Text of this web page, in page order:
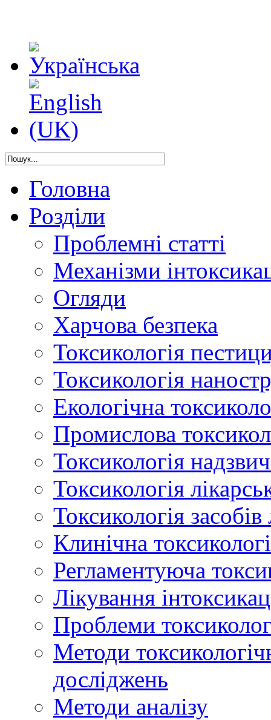
Головна
Розділи
Проблемні статті
Механізми
Огляди
Харчова безпека
Токсикологія
Токсикологія
Екологічна
Промислова
Токсикологія
Токсикологія
Токсикологія
Клинічна
Регламентуюча
Лікування
Проблеми
Методи
досліджень
Методи аналізу